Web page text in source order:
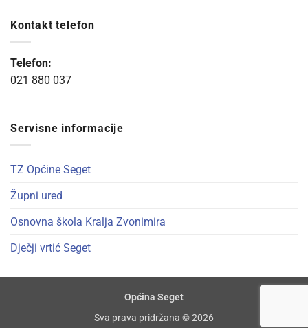
Kontakt telefon
Telefon:
021 880 037
Servisne informacije
TZ Općine Seget
Župni ured
Osnovna škola Kralja Zvonimira
Dječji vrtić Seget
Općina Seget
Sva prava pridržana © 2026